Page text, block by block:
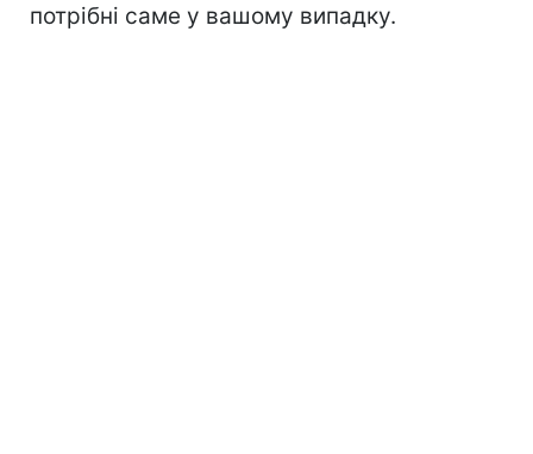
потрібні саме у вашому випадку.